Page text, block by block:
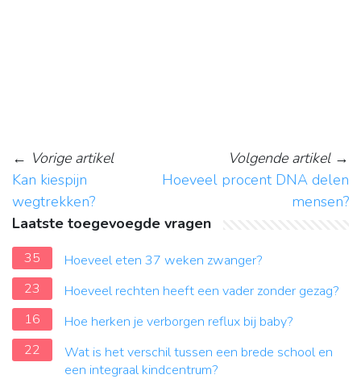
← Vorige artikel
Kan kiespijn
wegtrekken?
Volgende artikel→
Hoeveel procent DNA delen
mensen?
Laatste toegevoegde vragen
35
Hoeveel eten 37 weken zwanger?
23
Hoeveel rechten heeft een vader zonder gezag?
16
Hoe herken je verborgen reflux bij baby?
22
Wat is het verschil tussen een brede school en
een integraal kindcentrum?